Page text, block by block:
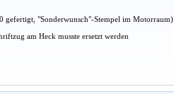
gefertigt, "Sonderwunsch"-Stempel im Motorraum)
am Heck musste ersetzt werden